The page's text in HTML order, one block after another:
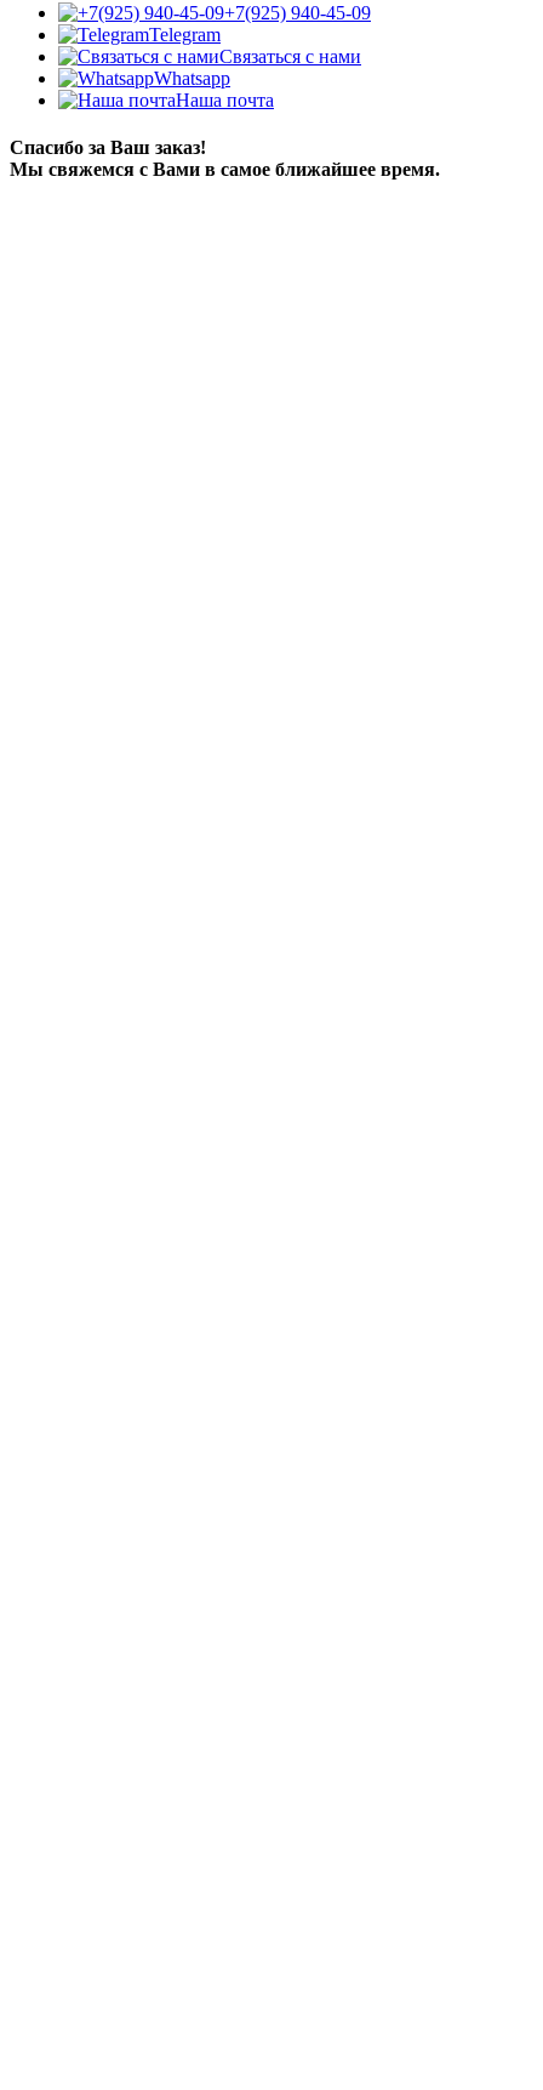
+7(925) 940-45-09
Telegram
Связаться с нами
Whatsapp
Наша почта
Спасибо за Ваш заказ!
Мы свяжемся с Вами в самое ближайшее время.